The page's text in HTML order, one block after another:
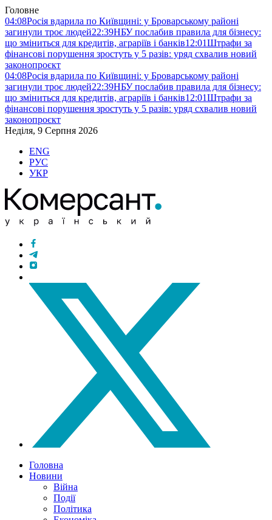
Головне
04:08Росія вдарила по Київщині: у Броварському районі
загинули троє людей22:39НБУ послабив правила для бізнесу:
що зміниться для кредитів, аграріїв і банків12:01Штрафи за
фінансові порушення зростуть у 5 разів: уряд схвалив новий
законопроєкт
04:08Росія вдарила по Київщині: у Броварському районі
загинули троє людей22:39НБУ послабив правила для бізнесу:
що зміниться для кредитів, аграріїв і банків12:01Штрафи за
фінансові порушення зростуть у 5 разів: уряд схвалив новий
законопроєкт
Неділя, 9 Серпня 2026
ENG
РУС
УКР
Головна
Новини
Війна
Події
Політика